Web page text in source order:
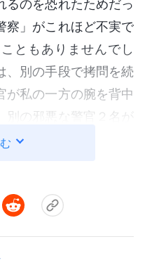
るのを恐れたためだっ
察」がこれほど不実で
ともありませんでし
、別の手段で拷問を続
が私の一方の腕を背中
別の邪悪な警官２名が
ほうに引き上げると、
ッと音が聞こえ、両
種の拷問方法は「剣